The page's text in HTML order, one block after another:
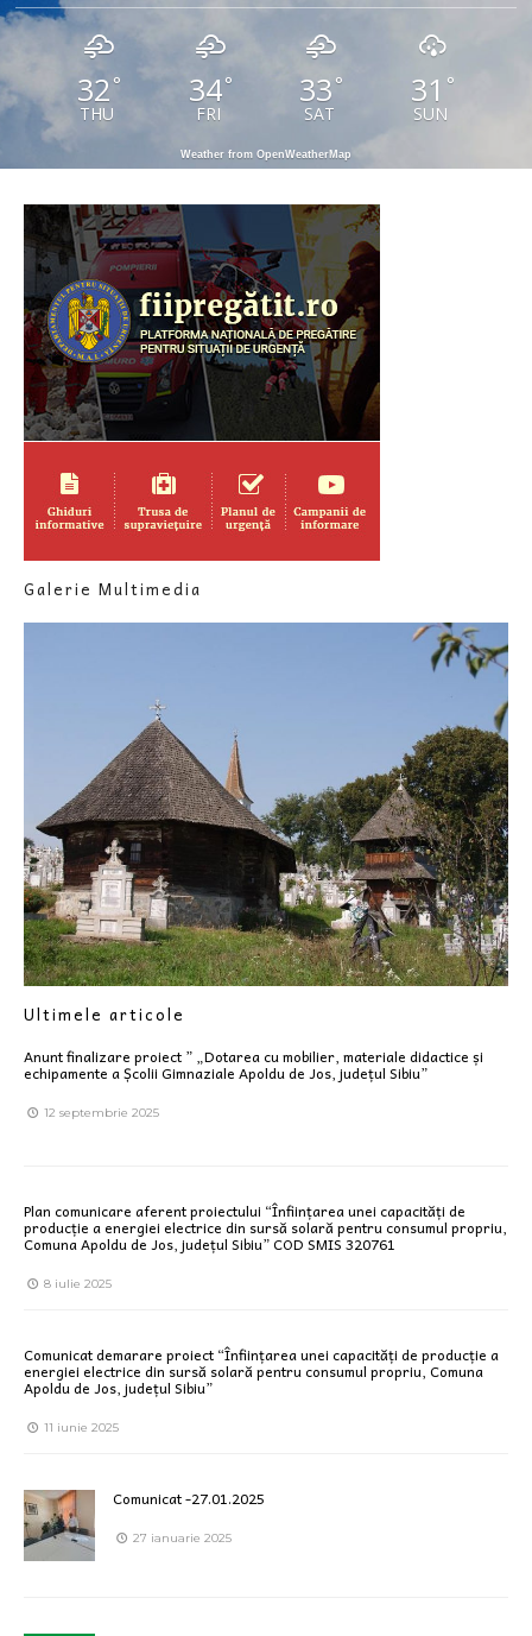
32 °
THU
34°
FRI
33 °
SAT
31 °
SUN
Weather from OpenWeatherMap
Galerie Multimedia
Ultimele articole
Anunt finalizare proiect ” „Dotarea cu mobilier, materiale didactice și
echipamente a Școlii Gimnaziale Apoldu de Jos, județul Sibiu”
12 septembrie 2025
Plan comunicare aferent proiectului “Înființarea unei capacități de
producție a energiei electrice din sursă solară pentru consumul propriu,
Comuna Apoldu de Jos, județul Sibiu” COD SMIS 320761
8 iulie 2025
Comunicat demarare proiect “Înființarea unei capacități de producție a
energiei electrice din sursă solară pentru consumul propriu, Comuna
Apoldu de Jos, județul Sibiu”
11 iunie 2025
Comunicat -27.01.2025
27 ianuarie 2025